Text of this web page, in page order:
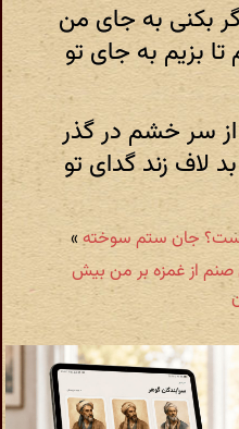
بکنی به جای من
بزیم به جای تو
از سر خشم در گذر
لاف زند گدای تو
»
ای صنم از غمزه بر من بیش